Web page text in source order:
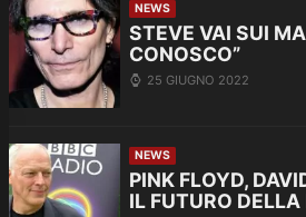
NEWS
STEVE VAI SUI
CONOSCO”
25 GIUGNO 2022
NEWS
PINK FLOYD,
IL FUTURO DELLA